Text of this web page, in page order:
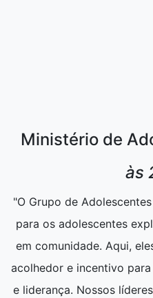
Ministério de
às
"O Grupo de
para os adolescentes
em comunidade. Aqui,
acolhedor e incentivo
e liderança. Nossos